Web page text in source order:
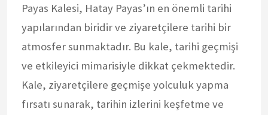
Payas Kalesi, Hatay Payas’ın en önemli tarihi
yapılarından biridir ve ziyaretçilere tarihi bir
atmosfer sunmaktadır. Bu kale, tarihi geçmişi
ve etkileyici mimarisiyle dikkat çekmektedir.
Kale, ziyaretçilere geçmişe yolculuk yapma
fırsatı sunarak, tarihin izlerini keşfetme ve